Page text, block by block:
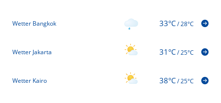
Wetter Bangkok 33°C/28°C
Wetter Jakarta 31°C/25°C
Wetter Kairo 38°C/25°C